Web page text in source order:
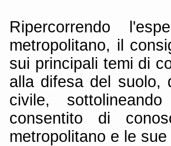
Ripercorrendo
metropolitano, il
sui principali temi di
alla difesa del suolo,
civile,
consentito di
metropolitano e le sue